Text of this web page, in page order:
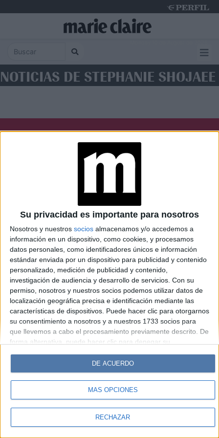
Su privacidad es importante para nosotros
Nosotros y nuestros socios almacenamos y/o accedemos a
información en un dispositivo, como cookies, y procesamos
datos personales, como identificadores únicos e información
estándar enviada por un dispositivo para publicidad y contenido
personalizado, medición de publicidad y contenido,
investigación de audiencia y desarrollo de servicios. Con su
permiso, nosotros y nuestros socios podemos utilizar datos de
localización geográfica precisa e identificación mediante las
características de dispositivos. Puede hacer clic para otorgarnos
su consentimiento a nosotros y a nuestros 1733 socios para
que llevemos a cabo el procesamiento previamente descrito. De
forma alternativa, puede hacer clic para denegar su
cambiar sus preferencias antes de otorgar su consentimiento.
Tenga en cuenta que algún procesamiento de sus datos
personales puede no requerir de su consentimiento, pero usted
tiene el derecho de rechazar tal procesamiento. Sus
sus preferencias o retirar su consentimiento en cualquier
MÁS OPCIONES
RECHAZAR
DE ACUERDO
NOTICIAS DE STEPHANIE SHOJAEE
Caras Noticias
Weekend Parabrisas
Look
Luz Mía Lunateen Break BATimes
© Perfil.com 2006-2019 - Todos los derechos reservados
Registro de Propiedad Intelectual: Nro. 5346433